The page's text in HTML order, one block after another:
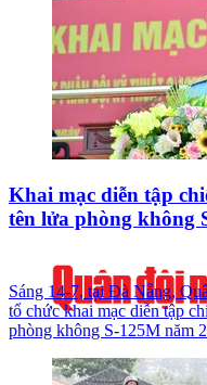
Khai mạc diễn tập
tên lửa phòng không
Sáng 14-7, tại Đà Nẵng,
tổ chức khai mạc diễn tập
phòng không S-125M năm